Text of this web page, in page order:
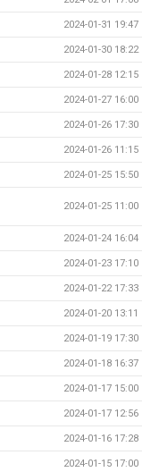
2024-01-31 19:47
2024-01-30 18:22
2024-01-28 12:15
2024-01-27 16:00
2024-01-26 17:30
2024-01-26 11:15
2024-01-25 15:50
2024-01-25 11:00
2024-01-24 16:04
2024-01-23 17:10
2024-01-22 17:33
2024-01-20 13:11
2024-01-19 17:30
2024-01-18 16:37
2024-01-17 15:00
2024-01-17 12:56
2024-01-16 17:28
2024-01-15 17:00